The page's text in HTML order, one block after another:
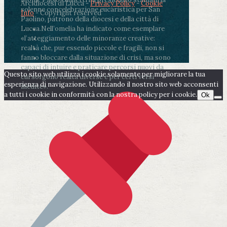
solenne concelebrazione eucaristica per San
Paolino, patrono della diocesi e della città di
Lucca.Nell’omelia ha indicato come esemplare
«l’atteggiamento delle minoranze creative:
realtà che, pur essendo piccole e fragili, non si
fanno bloccare dalla situazione di crisi, ma sono
capaci di intuire e praticare percorsi nuovi da
cui sorgono realtà diverse e per certi versi
inedite».
Arcidiocesi di Lucca -Privacy Policy-Cookie
Info- Copyright reserved
Questo sito web utilizza i cookie solamente per migliorare la tua
esperienza di navigazione. Utilizzando il nostro sito web acconsenti
a tutti i cookie in conformità con la nostra policy per i cookie. Ok